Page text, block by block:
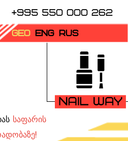
+995 550 000 262
GEO ENG RUS
საფარის